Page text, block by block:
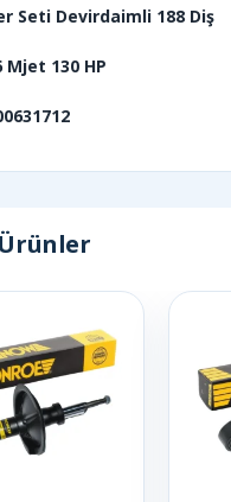
Seti Devirdaimli 188 Diş
Mjet 130 HP